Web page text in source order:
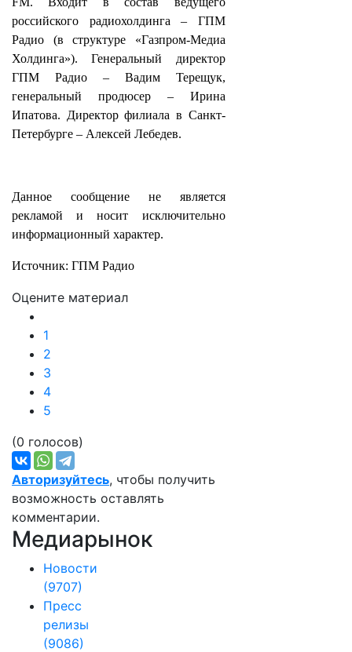
российского радиохолдинга – ГПМ
Радио (в структуре «Газпром-Медиа
Холдинга»). Генеральный директор
ГПМ Радио – Вадим Терещук,
генеральный продюсер – Ирина
Ипатова. Директор филиала в Санкт-
Петербурге – Алексей Лебедев.
Данное сообщение не является
рекламой и носит исключительно
информационный характер.
Источник: ГПМ Радио
Оцените материал
1
2
3
4
5
(0 голосов)
Авторизуйтесь, чтобы получить
возможность оставлять
комментарии.
Медиарынок
Новости
(9707)
Пресс
релизы
(9086)